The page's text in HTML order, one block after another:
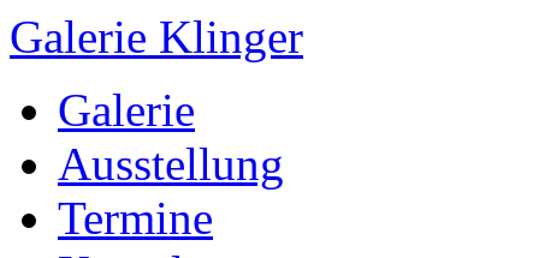
Galerie Klinger
Springe
zum
Galerie
Ausstellung
Termine